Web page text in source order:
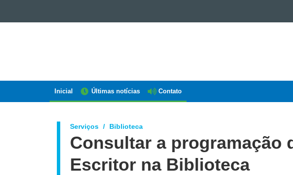
PARANÁ
Navegação
Inicial Últimas notícias Contato
Serviços Biblioteca
Consultar a programação
Escritor na Biblioteca